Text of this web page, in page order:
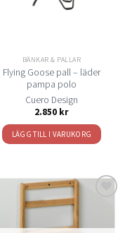
BÄNKAR & PALLAR
Flying Goose pall – läder
pampa polo
Cuero Design
2.850 kr
LÄGG TILL I VARUKORG